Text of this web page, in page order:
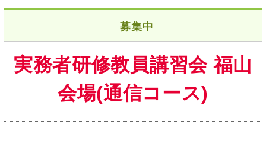
募集中
実務者研修教員講習会 福山
会場(通信コース)